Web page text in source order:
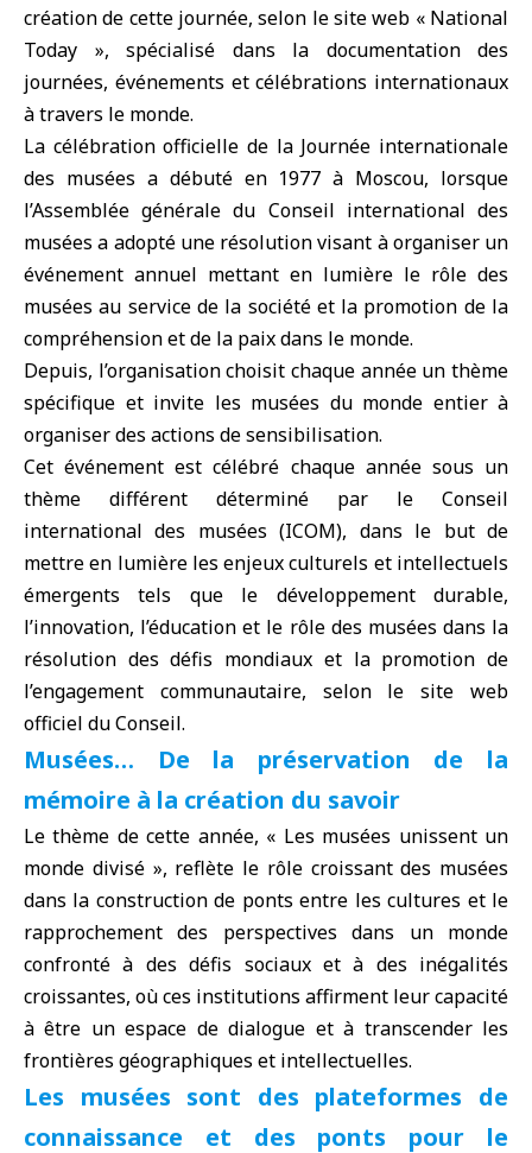
création de cette journée, selon le site web « National
Today », spécialisé dans la documentation des
journées, événements et célébrations internationaux
à travers le monde.
La célébration officielle de la Journée internationale
des musées a débuté en 1977 à Moscou, lorsque
l’Assemblée générale du Conseil international des
musées a adopté une résolution visant à organiser un
événement annuel mettant en lumière le rôle des
musées au service de la société et la promotion de la
compréhension et de la paix dans le monde.
Depuis, l’organisation choisit chaque année un thème
spécifique et invite les musées du monde entier à
organiser des actions de sensibilisation.
Cet événement est célébré chaque année sous un
thème différent déterminé par le Conseil
international des musées (ICOM), dans le but de
mettre en lumière les enjeux culturels et intellectuels
émergents tels que le développement durable,
l’innovation, l’éducation et le rôle des musées dans la
résolution des défis mondiaux et la promotion de
l’engagement communautaire, selon le site web
officiel du Conseil.
Musées… De la préservation de la
mémoire à la création du savoir
Le thème de cette année, « Les musées unissent un
monde divisé », reflète le rôle croissant des musées
dans la construction de ponts entre les cultures et le
rapprochement des perspectives dans un monde
confronté à des défis sociaux et à des inégalités
croissantes, où ces institutions affirment leur capacité
à être un espace de dialogue et à transcender les
frontières géographiques et intellectuelles.
Les musées sont des plateformes de
connaissance et des ponts pour le